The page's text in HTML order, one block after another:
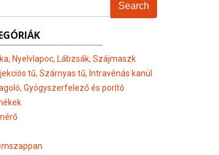
Search
Nyelvlapoc, Lábzsák, Szájmaszk
tű, Szárnyas tű, Intravénás kanül
Gyógyszerfelező és porító